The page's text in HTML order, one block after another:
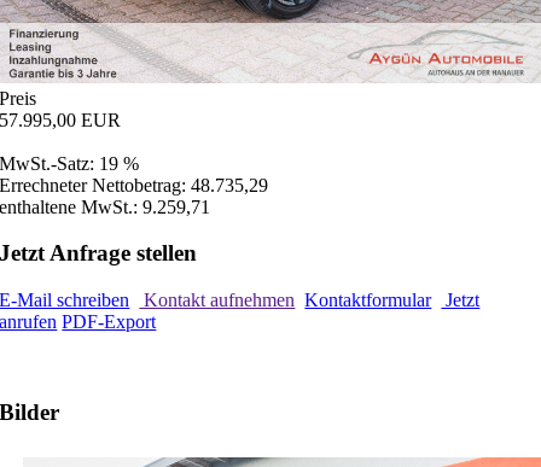
Preis
57.995,00 EUR
MwSt.-Satz: 19 %
Errechneter Nettobetrag: 48.735,29
enthaltene MwSt.: 9.259,71
Jetzt Anfrage stellen
E-Mail schreiben Kontakt aufnehmen Kontaktformular
Jetzt
anrufen PDF-Export
Bilder